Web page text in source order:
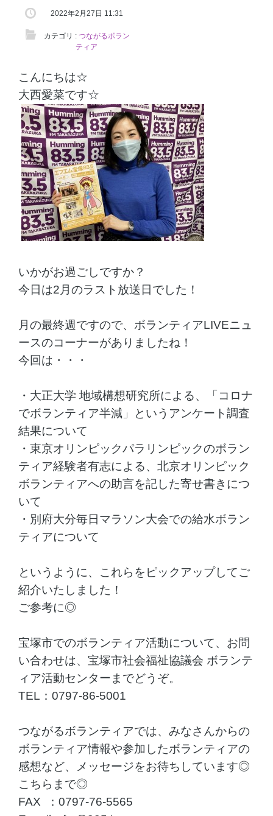
2022年2月27日 11:31
カテゴリ : つながるボラン
ティア
こんにちは☆
大西愛菜です☆
いかがお過ごしですか？
今日は2月のラスト放送日でした！
月の最終週ですので、ボランティアLIVEニュ
ースのコーナーがありましたね！
今回は・・・
・大正大学 地域構想研究所による、「コロナ
でボランティア半減」というアンケート調査
結果について
・東京オリンピックパラリンピックのボラン
ティア経験者有志による、北京オリンピック
ボランティアへの助言を記した寄せ書きにつ
いて
・別府大分毎日マラソン大会での給水ボラン
ティアについて
というように、これらをピックアップしてご
紹介いたしました！
ご参考に◎
宝塚市でのボランティア活動について、お問
い合わせは、宝塚市社会福祉協議会 ボランテ
ィア活動センターまでどうぞ。
TEL：0797-86-5001
つながるボランティアでは、みなさんからの
ボランティア情報や参加したボランティアの
感想など、メッセージをお待ちしています◎
こちらまで◎
FAX ：0797-76-5565